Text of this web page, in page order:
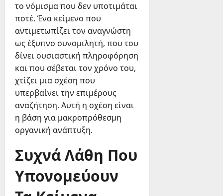
το νόμισμα που δεν υποτιμάται
ποτέ. Ένα κείμενο που
αντιμετωπίζει τον αναγνώστη
ως έξυπνο συνομιλητή, που του
δίνει ουσιαστική πληροφόρηση
και που σέβεται τον χρόνο του,
χτίζει μια σχέση που
υπερβαίνει την επιμέρους
αναζήτηση. Αυτή η σχέση είναι
η βάση για μακροπρόθεσμη
οργανική ανάπτυξη.
Συχνά Λάθη Που
Υπονομεύουν